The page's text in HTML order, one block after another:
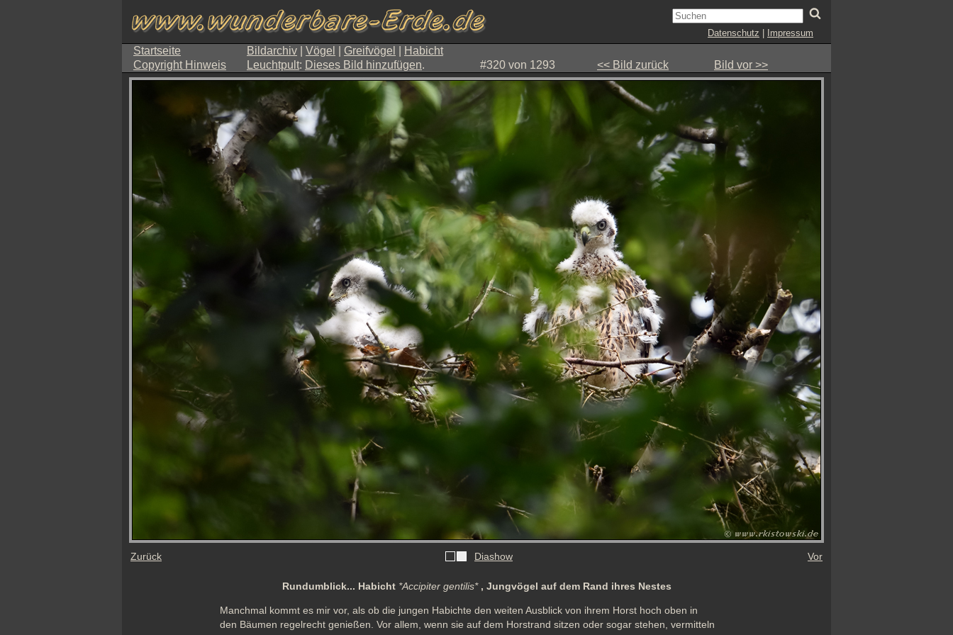
Datenschutz Impressum
Startseite Bildarchiv Vögel Greifvögel
Habicht
Copyright Hinweis
Leuchtpult: Dieses Bild hinzufügen. #320 von 1293 << Bild zurück Bild vor >>
Zurück Diashow Vor
Rundumblick... Habicht *Accipiter gentilis*, Jungvögel auf dem Rand ihres Nestes
Manchmal kommt es mir vor, als ob die jungen Habichte den weiten Ausblick von ihrem Horst hoch oben in
den Bäumen regelrecht genießen. Vor allem, wenn sie auf dem Horstrand sitzen oder sogar stehen, vermitteln